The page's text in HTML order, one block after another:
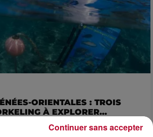
ORIENTALES : TROIS
À EXPLORER...
de plongée lourdes ni de diplômes
Continuer sans accepter